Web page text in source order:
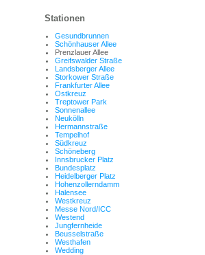
Stationen
Gesundbrunnen
Schönhauser Allee
Prenzlauer Allee
Greifswalder Straße
Landsberger Allee
Storkower Straße
Frankfurter Allee
Ostkreuz
Treptower Park
Sonnenallee
Neukölln
Hermannstraße
Tempelhof
Südkreuz
Schöneberg
Innsbrucker Platz
Bundesplatz
Heidelberger Platz
Hohenzollerndamm
Halensee
Westkreuz
Messe Nord/ICC
Westend
Jungfernheide
Beusselstraße
Westhafen
Wedding